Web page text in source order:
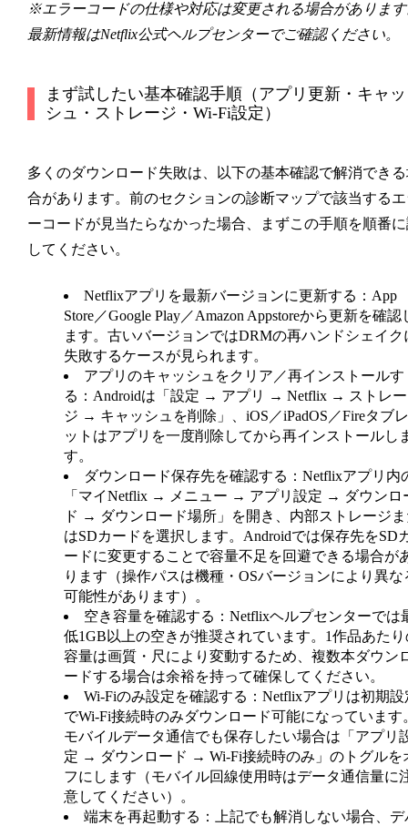
※エラーコードの仕様や対応は変更される場合がありま
最新情報はNetflix公式ヘルプセンターでご確認ください。
まず試したい基本確認手順（アプリ更新・キャッ
シュ・ストレージ・Wi-Fi設定）
多くのダウンロード失敗は、以下の基本確認で解消でき
合があります。前のセクションの診断マップで該当する
ーコードが見当たらなかった場合、まずこの手順を順番
してください。
Netflixアプリを最新バージョンに更新する ：App
Store／Google Play／Amazon Appstoreから更新を確認
ます。古いバージョンではDRMの再ハンドシェイク
失敗するケースが見られます。
アプリのキャッシュをクリア／再インストールす
る ：Androidは「設定 → アプリ → Netflix → ストレー
ジ → キャッシュを削除」、iOS／iPadOS／Fireタブレ
ットはアプリを一度削除してから再インストールし
す。
ダウンロード保存先を確認する ：Netflixアプリ内
「マイNetflix → メニュー → アプリ設定 → ダウンロ
ド → ダウンロード場所」を開き、内部ストレージ
はSDカードを選択します。Androidでは保存先をSD
ードに変更することで容量不足を回避できる場合が
ります（操作パスは機種・OSバージョンにより異な
可能性があります）。
空き容量を確認する ：Netflixヘルプセンターでは
低1GB以上の空きが推奨されています。1作品あたり
容量は画質・尺により変動するため、複数本ダウン
ードする場合は余裕を持って確保してください。
Wi-Fiのみ設定を確認する ：Netflixアプリは初期設
でWi-Fi接続時のみダウンロード可能になっています
モバイルデータ通信でも保存したい場合は「アプリ
定 → ダウンロード → Wi-Fi接続時のみ」のトグルを
フにします（モバイル回線使用時はデータ通信量に
意してください）。
端末を再起動する ：上記でも解消しない場合、デ